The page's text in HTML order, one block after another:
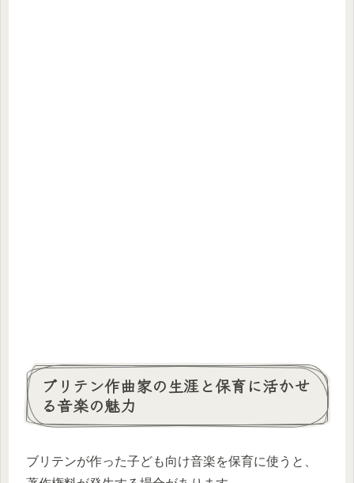
ブリテン作曲家の生涯と保育に活かせ
る音楽の魅力
ブリテンが作った子ども向け音楽を保育に使うと、